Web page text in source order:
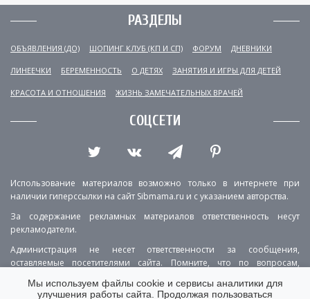
РАЗДЕЛЫ
ОБЪЯВЛЕНИЯ (ДО) ШОПИНГ КЛУБ (КП И СП) ФОРУМ ДНЕВНИКИ
ЛИНЕЕЧКИ БЕРЕМЕННОСТЬ О ДЕТЯХ ЗАНЯТИЯ И ИГРЫ ДЛЯ ДЕТЕЙ
КРАСОТА И ОТНОШЕНИЯ ЖИЗНЬ ЗАМЕЧАТЕЛЬНЫХ ВРАЧЕЙ
СОЦСЕТИ
Использование материалов возможно только в интернете при
наличии гиперссылки на сайт Sibmama.ru и с указанием авторства.
За содержание рекламных материалов ответственность несут
рекламодатели.
Администрация не несет ответственности за сообщения,
оставляемые посетителями сайта. Помните, что по вопросам,
Мы используем файлы cookie и сервисы аналитики для
улучшения работы сайта. Продолжая пользоваться